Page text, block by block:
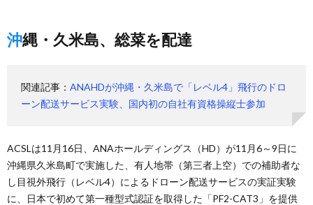
沖縄・久米島、総菜を配達
関連記事： ANAHDが沖縄・久米島で「レベル4」飛行のドロ
ーン配送サービス実験、国内初の自社有資格操縦士参加
ACSLは11月16日、ANAホールディングス（HD）が11月6～9日に
沖縄県久米島町で実施した、有人地帯（第三者上空）での補助者な
し目視外飛行（レベル4）によるドローン配送サービスの実証実験
に、日本で初めて第一種型式認証を取得した「PF2-CAT3」を提供